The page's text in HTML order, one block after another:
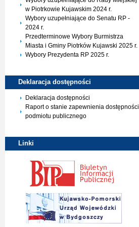
w Piotrkowie Kujawskim 2024 r.
Wybory uzupełniające do Senatu RP -
2024 r.
Przedterminowe Wybory Burmistrza
Miasta i Gminy Piotrków Kujawski 2025 r.
Wybory Prezydenta RP 2025 r.
Deklaracja dostępności
Deklaracja dostępności
Raport o stanie zapewnienia dostępności
podmiotu publicznego
Linki